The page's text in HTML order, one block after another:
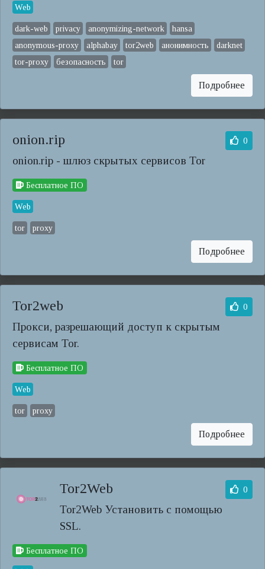
Web
dark-web privacy anonymizing-network
hansa
anonymous-proxy
alphabay tor2web анонимность
darknet
tor-proxy
безопасность tor
Подробнее
onion.rip
onion.rip - шлюз скрытых сервисов Tor
0
Бесплатное ПО
Web
tor proxy
Подробнее
Tor2web
Прокси, разрешающий доступ к скрытым
сервисам Tor.
0
Бесплатное ПО
Web
tor proxy
Подробнее
Tor2Web
Tor2Web Установить с помощью
SSL.
0
Бесплатное ПО